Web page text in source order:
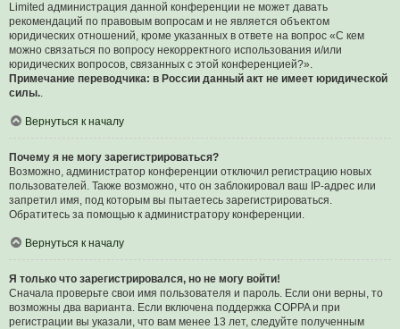
Limited администрация данной конференции не может давать
рекомендаций по правовым вопросам и не является объектом
юридических отношений, кроме указанных в ответе на вопрос «С кем
можно связаться по вопросу некорректного использования и/или
юридических вопросов, связанных с этой конференцией?».
Примечание переводчика: в России данный акт не имеет юридической
силы..
Вернуться к началу
Почему я не могу зарегистрироваться?
Возможно, администратор конференции отключил регистрацию новых
пользователей. Также возможно, что он заблокировал ваш IP-адрес или
запретил имя, под которым вы пытаетесь зарегистрироваться.
Обратитесь за помощью к администратору конференции.
Вернуться к началу
Я только что зарегистрировался, но не могу войти!
Сначала проверьте свои имя пользователя и пароль. Если они верны, то
возможны два варианта. Если включена поддержка COPPA и при
регистрации вы указали, что вам менее 13 лет, следуйте полученным